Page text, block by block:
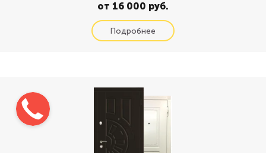
от 16 000 руб.